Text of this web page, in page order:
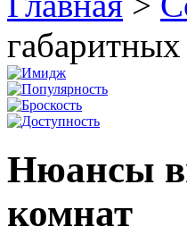
Нюансы
комнат